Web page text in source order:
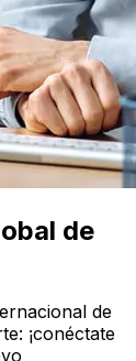
de
de
¡conéctate